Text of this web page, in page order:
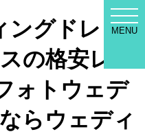
ングドレ
の格安レン
ォトウェデ
らウェディ
MENU